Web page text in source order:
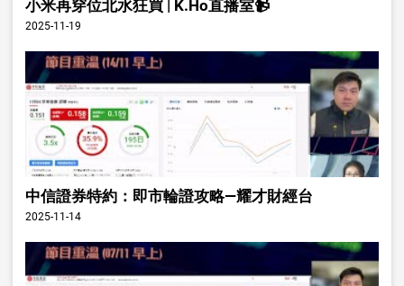
小米再穿位北水狂買 | K.Ho直播室📹
2025-11-19
中信證券特約：即市輪證攻略—耀才財經台
2025-11-14